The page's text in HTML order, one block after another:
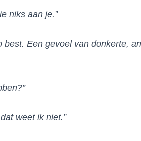
niks aan je.”
best. Een gevoel van donkerte,
weet ik niet.”